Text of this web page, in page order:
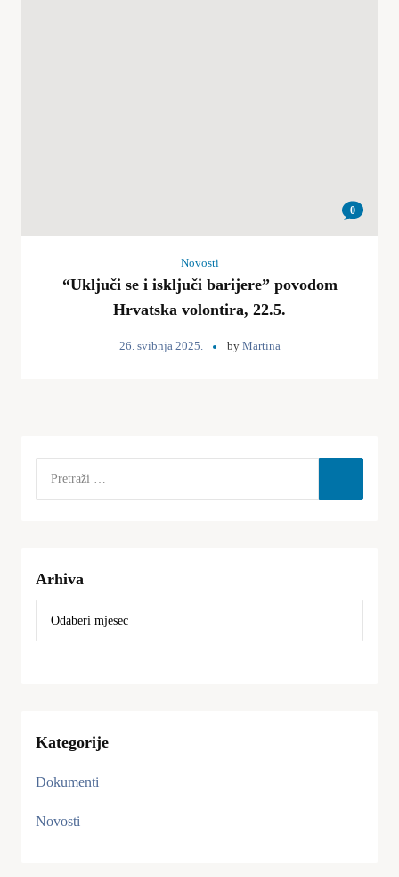
0
Novosti
“Uključi se i isključi barijere” povodom
Hrvatska volontira, 22.5.
26. svibnja 2025. by Martina
Arhiva
Kategorije
Dokumenti
Novosti